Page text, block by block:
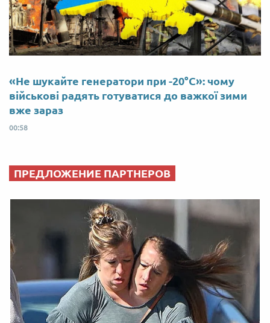
«Не шукайте генератори при -20°C»: чому
військові радять готуватися до важкої зими
вже зараз
00:58
ПРЕДЛОЖЕНИЕ ПАРТНЕРОВ